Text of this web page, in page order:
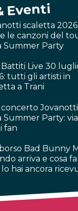
Eventi
scaletta 2026:
le canzoni del
Summer Party
Battiti Live 30
tutti gli artisti in
a Trani
concerto
Summer Party:
fan
Bad Bunny
arriva e cosa
hai ancora